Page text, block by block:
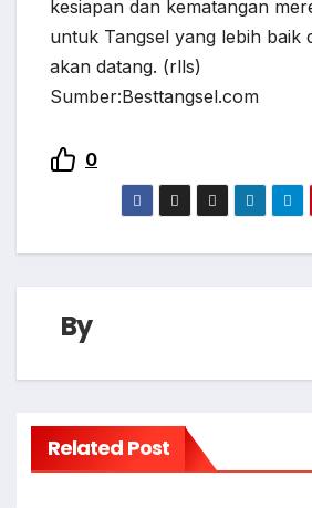
kesiapan dan kematangan
untuk Tangsel yang lebih baik
akan datang. (rlls)
Sumber:Besttangsel.com
0
By
Related Post